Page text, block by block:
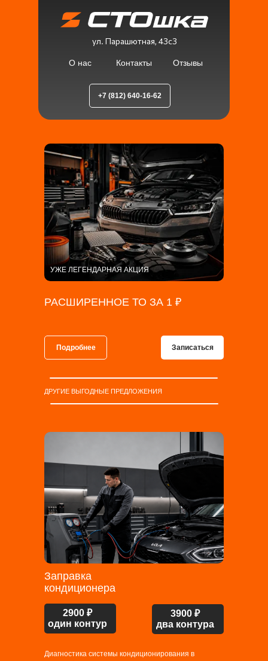
+7 (812) 640-16-62
Заправка
кондиционера
3900 ₽
два контура
2900 ₽
один контур
Диагностика системы кондиционирования в
Контакты Отзывы
О нас
ул. Парашютная, 43с3
Записаться
Подробнее
РАСШИРЕННОЕ ТО ЗА 1 ₽
УЖЕ ЛЕГЕНДАРНАЯ АКЦИЯ
ДРУГИЕ ВЫГОДНЫЕ ПРЕДЛОЖЕНИЯ